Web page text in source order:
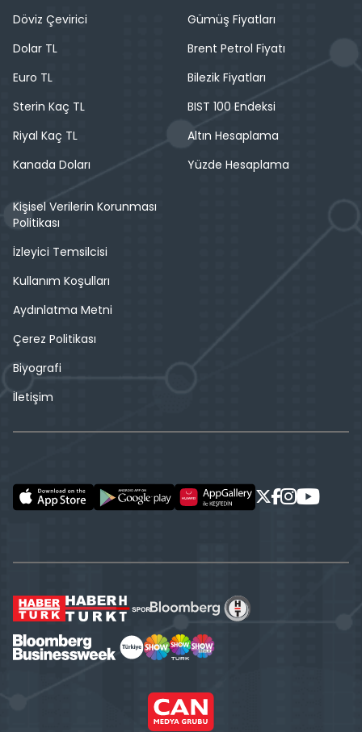
Döviz Çevirici
Dolar TL
Euro TL
Sterin Kaç TL
Riyal Kaç TL
Kanada Doları
Gümüş Fiyatları
Brent Petrol Fiyatı
Bilezik Fiyatları
BIST 100 Endeksi
Altın Hesaplama
Yüzde Hesaplama
Kişisel Verilerin Korunması
Politikası
İzleyici Temsilcisi
Kullanım Koşulları
Aydınlatma Metni
Çerez Politikası
Biyografi
İletişim